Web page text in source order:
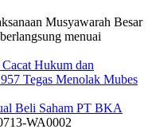
Musyawarah Besar
menuai
Hukum dan
Tegas Menolak Mubes
Beli Saham PT BKA